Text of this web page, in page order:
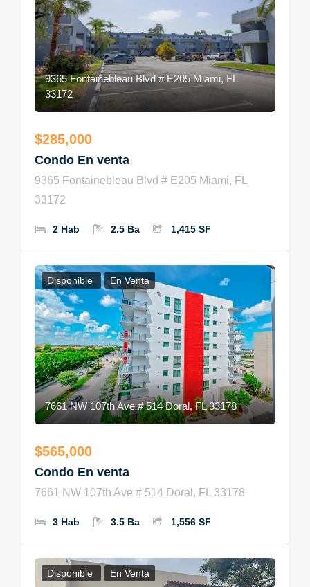
9365 Fontainebleau Blvd # E205 Miami, FL
33172
$285,000
Condo En venta
9365 Fontainebleau Blvd # E205 Miami, FL
33172
2 Hab 2.5 Ba 1,415 SF
Disponible En Venta
7661 NW 107th Ave # 514 Doral, FL 33178
$565,000
Condo En venta
7661 NW 107th Ave # 514 Doral, FL 33178
3 Hab 3.5 Ba 1,556 SF
Disponible En Venta